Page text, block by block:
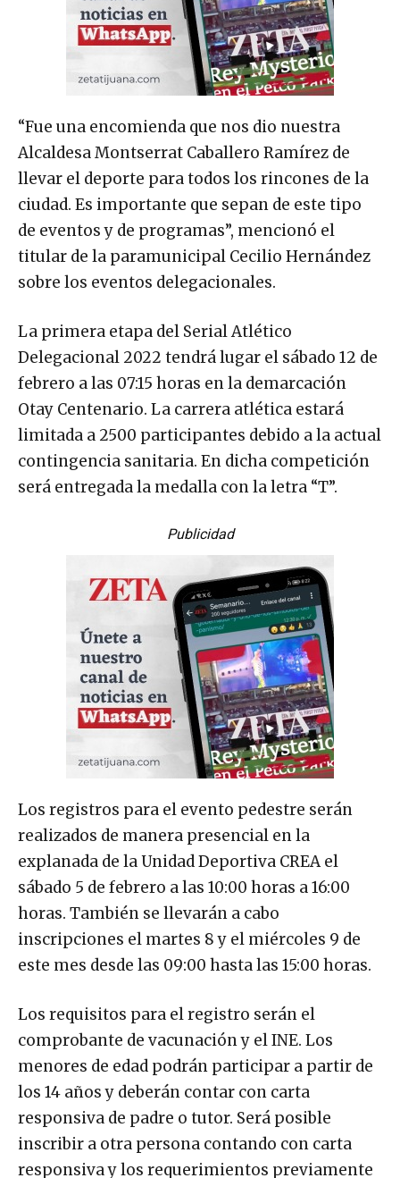
“Fue una encomienda que nos dio nuestra
Alcaldesa Montserrat Caballero Ramírez de
llevar el deporte para todos los rincones de la
ciudad. Es importante que sepan de este tipo
de eventos y de programas”, mencionó el
titular de la paramunicipal Cecilio Hernández
sobre los eventos delegacionales.
La primera etapa del Serial Atlético
Delegacional 2022 tendrá lugar el sábado 12 de
febrero a las 07:15 horas en la demarcación
Otay Centenario. La carrera atlética estará
limitada a 2500 participantes debido a la actual
contingencia sanitaria. En dicha competición
será entregada la medalla con la letra “T”.
Publicidad
Los registros para el evento pedestre serán
realizados de manera presencial en la
explanada de la Unidad Deportiva CREA el
sábado 5 de febrero a las 10:00 horas a 16:00
horas. También se llevarán a cabo
inscripciones el martes 8 y el miércoles 9 de
este mes desde las 09:00 hasta las 15:00 horas.
Los requisitos para el registro serán el
comprobante de vacunación y el INE. Los
menores de edad podrán participar a partir de
los 14 años y deberán contar con carta
responsiva de padre o tutor. Será posible
inscribir a otra persona contando con carta
responsiva y los requerimientos previamente